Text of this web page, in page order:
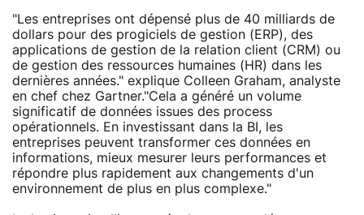
"Les entreprises ont dépensé plus de 40 milliards de
dollars pour des progiciels de gestion (ERP), des
applications de gestion de la relation client (CRM) ou
de gestion des ressources humaines (HR) dans les
dernières années." explique Colleen Graham, analyste
en chef chez Gartner."Cela a généré un volume
significatif de données issues des process
opérationnels. En investissant dans la BI, les
entreprises peuvent transformer ces données en
informations, mieux mesurer leurs performances et
répondre plus rapidement aux changements d'un
environnement de plus en plus complexe."